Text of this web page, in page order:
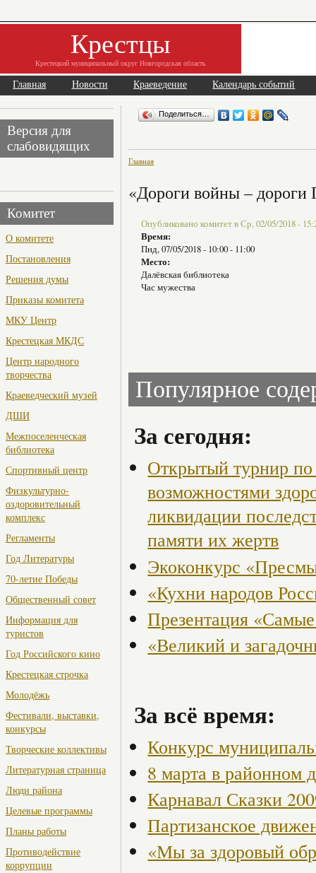
Крестцы
Крестецкий муниципальный округ Новгородская область
Главная Новости Краеведение Календарь событий
Версия для
слабовидящих
Комитет
О комитете
Постановления
Решения думы
Приказы комитета
МКУ Центр
Крестецкая МКДС
Центр народного
творчества
Краеведческий музей
ДШИ
Межпоселенческая
библиотека
Спортивный центр
Физкультурно-
оздоровительный
комплекс
Регламенты
Год Литературы
70-летие Победы
Общественный совет
Информация для
туристов
Год Российского кино
Крестецкая строчка
Молодёжь
Фестивали, выставки,
конкурсы
Творческие коллективы
Литературная страница
Люди района
Целевые программы
Планы работы
Противодействие
коррупции
Поделиться…
Главная
«Дороги войны – дороги
Опубликовано комитет в Ср, 02/05/2018 -
Время:
Пнд, 07/05/2018 - 10:00- 11:00
Место:
Далёвская библиотека
Час мужества
Популярное
За сегодня:
Открытый турнир
возможностями
ликвидации
памяти их жертв
Экоконкурс
«Кухни народов
Презентация
«Великий и
За всё время:
Конкурс
8 марта в районном
Карнавал Сказки
Партизанское
«Мы за здоровый